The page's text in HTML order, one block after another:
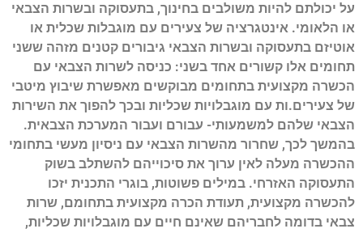
על יכולתם להיות משולבים בחינוך, בתעסוקה ובשרות הצבאי
או הלאומי. אינטגרציה של צעירים עם מוגבלות שכלית או
אוטיזם בתעסוקה ובשרות הצבאי גיבורים קטנים מזהה ששני
תחומים אלו קשורים אחד בשני: כניסה לשרות הצבאי עם
הכשרה מקצועית בתחומים מבוקשים מאפשרת שיבוץ מיטבי
של צעירים.ות עם מוגבלויות שכליות ובכך להפוך את השירות
הצבאי שלהם למשמעותי- עבורם ועבור המערכת הצבאית.
בהמשך לכך, שחרור מהשרות הצבאי עם ניסיון מעשי בתחומי
ההכשרה מעלה לאין ערוך את סיכוייהם להשתלב בשוק
התעסוקה האזרחי. במילים פשוטות, בוגרי התכנית יזכו
להכשרה מקצועית, תעודת הכרה מקצועית בתחומם, שרות
צבאי בדומה לחבריהם שאינם חיים עם מוגבלויות שכליות,